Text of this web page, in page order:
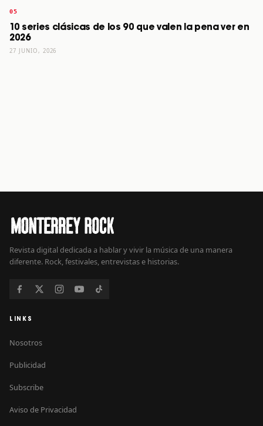
10 series clásicas de los 90 que valen la pena ver en
2026
27 JUNIO, 2026
Revista digital dedicada a hablar y vivir la música de una manera
diferente. Rock, festivales, entrevistas e historias.
LINKS
Nosotros
Publicidad
Subscribe
Aviso de Privacidad